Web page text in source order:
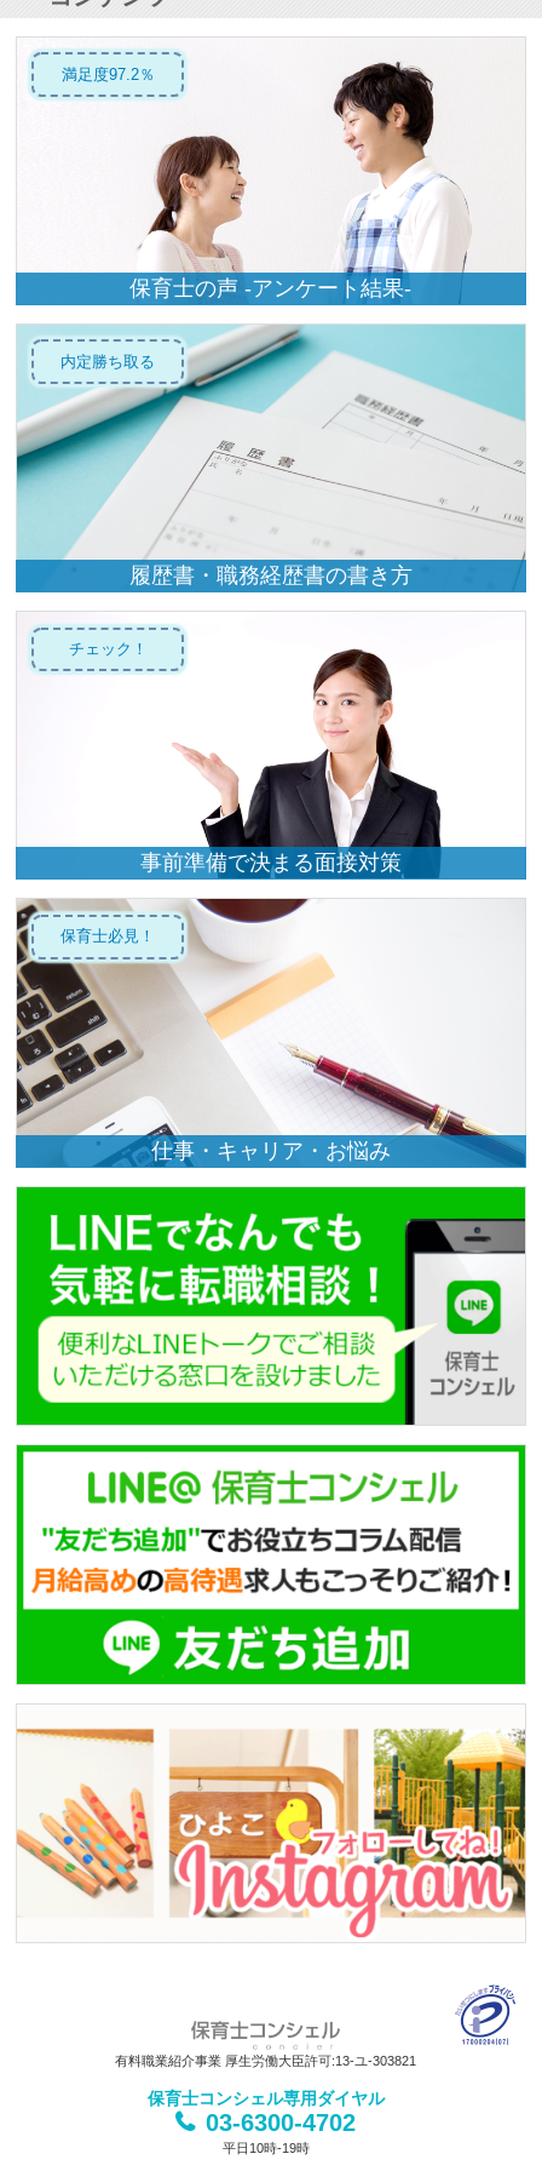
満足度97.2％
保育士の声 -アンケート結果-
内定勝ち取る
履歴書・職務経歴書の書き方
チェック！
事前準備で決まる面接対策
保育士必見！
仕事・キャリア・お悩み
有料職業紹介事業 厚生労働大臣許可:13-ユ-303821
保育士コンシェル専用ダイヤル
03-6300-4702
平日10時-19時